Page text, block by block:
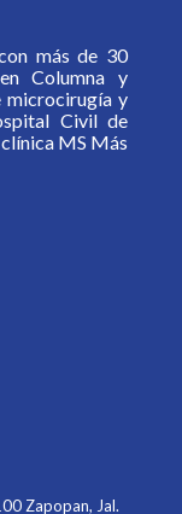
más de 30
Columna y
microcirugía y
Civil de
MS Más
Zapopan, Jal.